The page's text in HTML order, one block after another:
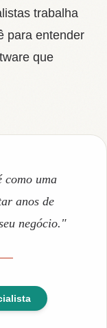
trabalha
para entender
que
como uma
anos de
negócio."